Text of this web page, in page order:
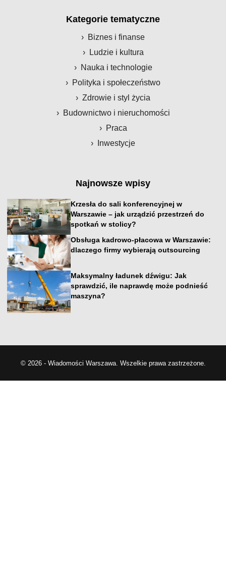
Kategorie tematyczne
Biznes i finanse
Ludzie i kultura
Nauka i technologie
Polityka i społeczeństwo
Zdrowie i styl życia
Budownictwo i nieruchomości
Praca
Inwestycje
Najnowsze wpisy
Krzesła do sali konferencyjnej w
Warszawie – jak urządzić przestrzeń do
spotkań w stolicy?
Obsługa kadrowo-płacowa w Warszawie:
dlaczego firmy wybierają outsourcing
Maksymalny ładunek dźwigu: Jak
sprawdzić, ile naprawdę może podnieść
maszyna?
© 2026 - Wiadomości Warszawa. Wszelkie prawa zastrzeżone.